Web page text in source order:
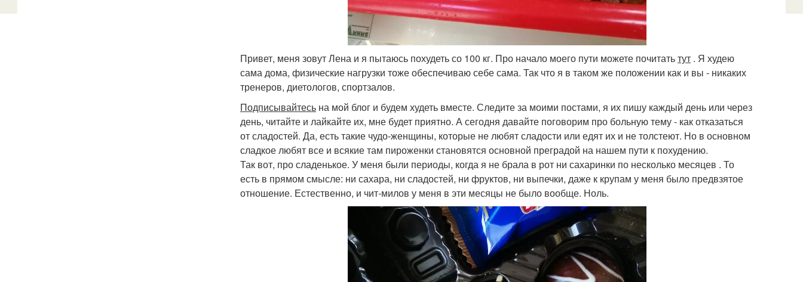
Привет, меня зовут Лена и я пытаюсь похудеть со 100 кг. Про начало моего пути можете почитатьтут . Я худею
сама дома, физические нагрузки тоже обеспечиваю себе сама. Так что я в таком же положении как и вы - никаких
тренеров, диетологов, спортзалов.
Подписывайтесь на мой блог и будем худеть вместе. Следите за моими постами, я их пишу каждый день или через
день, читайте и лайкайте их, мне будет приятно. А сегодня давайте поговорим про больную тему - как отказаться
от сладостей. Да, есть такие чудо-женщины, которые не любят сладости или едят их и не толстеют. Но в основном
сладкое любят все и всякие там пироженки становятся основной преградой на нашем пути к похудению.
Так вот, про сладенькое. У меня были периоды, когда я не брала в рот ни сахаринки по несколько месяцев . То
есть в прямом смысле: ни сахара, ни сладостей, ни фруктов, ни выпечки, даже к крупам у меня было предвзятое
отношение. Естественно, и чит-милов у меня в эти месяцы не было вообще. Ноль.